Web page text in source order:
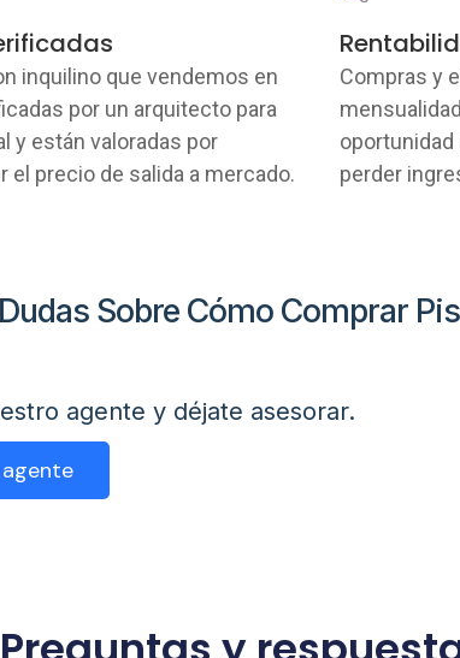
inquilino que vendemos en
por un arquitecto para
y están valoradas por
el precio de salida a mercado.
Compras y
oportunidad
perder
Sobre Cómo Comprar
agente y déjate asesorar.